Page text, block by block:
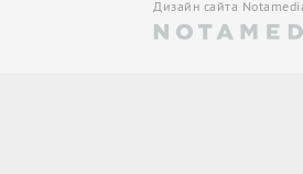
Дизайн сайта